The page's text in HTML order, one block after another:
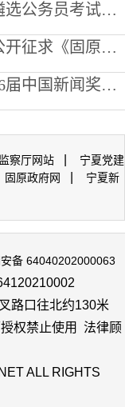
自治区党委宣传部2026年公开遴选公务员考试总成绩暨进入考察人员名单公示公告
固原市人大常委会办公室关于公开征求《固原古城遗址保护条例（草案）》意见建议的公告
固原市新闻传媒中心拟报送第36届中国新闻奖专项参评作品公示
察厅网站
宁夏党建
固原政府网
宁夏新
备 64040202000063
路口往北约130米
权禁止使用 法律顾
ALL RIGHTS